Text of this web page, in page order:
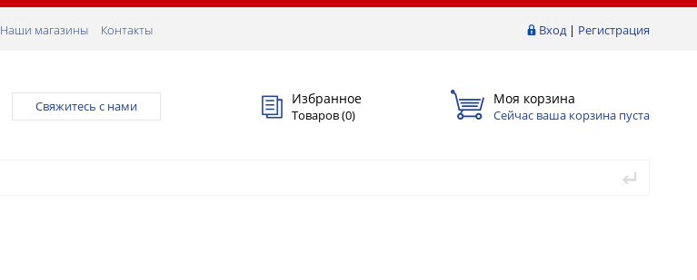
Вход| Регистрация
Наши магазины Контакты
Свяжитесь с нами Избранное
Товаров (0)
Моя корзина
Сейчас ваша корзина пуста